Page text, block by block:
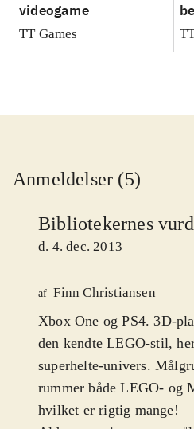
videogame
TT Games
Anmeldelser (5)
Bibliotekernes
d. 4. dec. 2013
af Finn Christiansen
Xbox One og PS4. 3D-
den kendte LEGO-stil,
superhelte-univers.
rummer både LEGO- og
hvilket er rigtig mange!